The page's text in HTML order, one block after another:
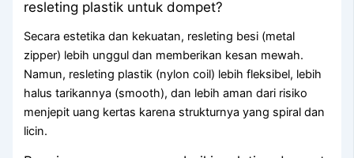
resleting plastik untuk dompet?
Secara estetika dan kekuatan, resleting besi (metal
zipper) lebih unggul dan memberikan kesan mewah.
Namun, resleting plastik (nylon coil) lebih fleksibel, lebih
halus tarikannya (smooth), dan lebih aman dari risiko
menjepit uang kertas karena strukturnya yang spiral dan
licin.